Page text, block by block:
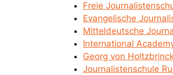
Freie
Evangelische
Mitteldeutsche
International
Georg von
Journalistenschule